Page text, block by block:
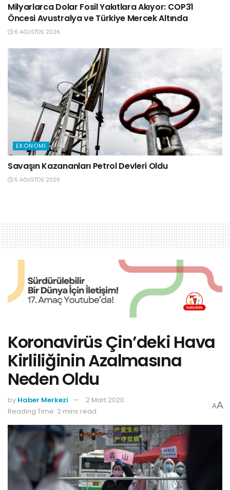
Milyarlarca Dolar Fosil Yakıtlara Akıyor: COP31
Öncesi Avustralya ve Türkiye Mercek Altında
6 AĞUSTOS 2026
EKONOMI
Savaşın Kazananları Petrol Devleri Oldu
5 AĞUSTOS 2026
Koronavirüs Çin’deki Hava
Kirliliğinin Azalmasına
Neden Oldu
by Haber Merkezi
2 Mart 2020
Reading Time: 2 mins read
AA